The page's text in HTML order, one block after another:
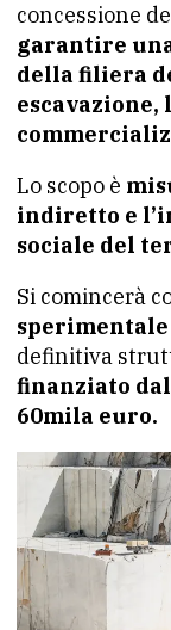
concessione
garantire
della filiera
escavazione,
Lo scopo è
indiretto e
sociale del
Si comincerà
definitiva
finanziato
60mila euro.